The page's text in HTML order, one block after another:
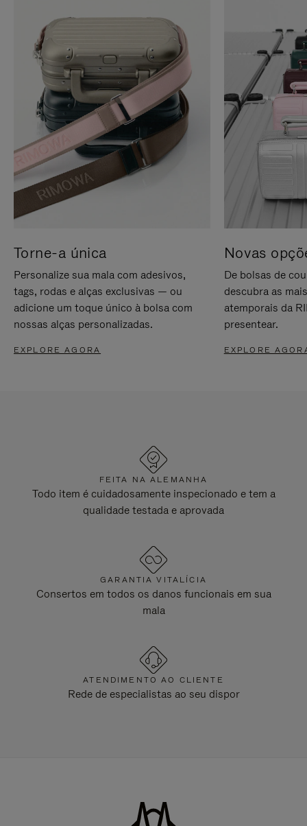
Torne-a única
Personalize sua mala com adesivos,
tags, rodas e alças exclusivas — ou
adicione um toque único à bolsa com
nossas alças personalizadas.
EXPLORE AGORA
Novas
De bolsas de
descubra as
atemporais da
presentear.
EXPLORE
FEITA NA ALEMANHA
Todo item é cuidadosamente inspecionado e tem a
qualidade testada e aprovada
GARANTIA VITALÍCIA
Consertos em todos os danos funcionais em sua
mala
ATENDIMENTO AO CLIENTE
Rede de especialistas ao seu dispor